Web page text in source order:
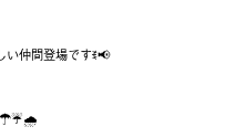
仲間登場ですꉂ📢
☂️☔️🌧